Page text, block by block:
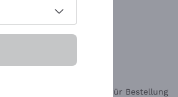
Brauchen Sie Hilfe?
Widerrufsformular für Bestellung